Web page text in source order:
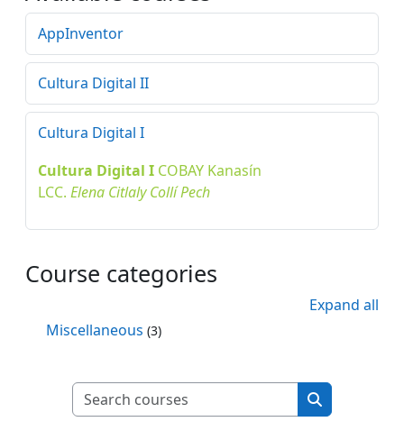
AppInventor
Cultura Digital II
Cultura Digital I
Cultura Digital I COBAY Kanasín
LCC. Elena Citlaly Collí Pech
Course categories
Expand all
Miscellaneous (3)
Search courses
Search